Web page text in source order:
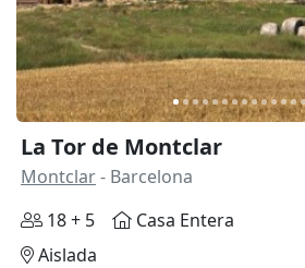
La Tor de Montclar
Montclar- Barcelona
18 + 5
Casa Entera
Aislada